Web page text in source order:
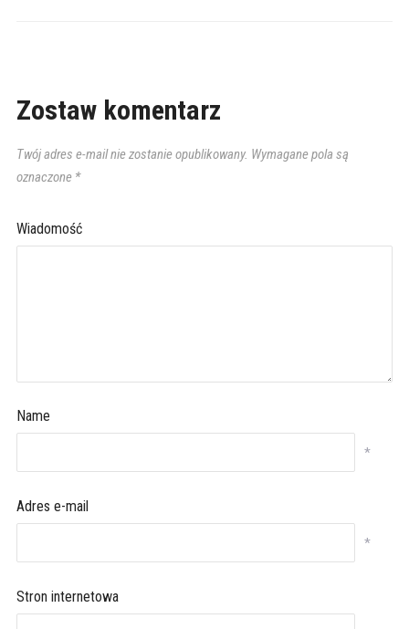
Zostaw komentarz
Twój adres e-mail nie zostanie opublikowany. Wymagane pola są
oznaczone *
Wiadomość
Name
*
Adres e-mail
*
Stron internetowa